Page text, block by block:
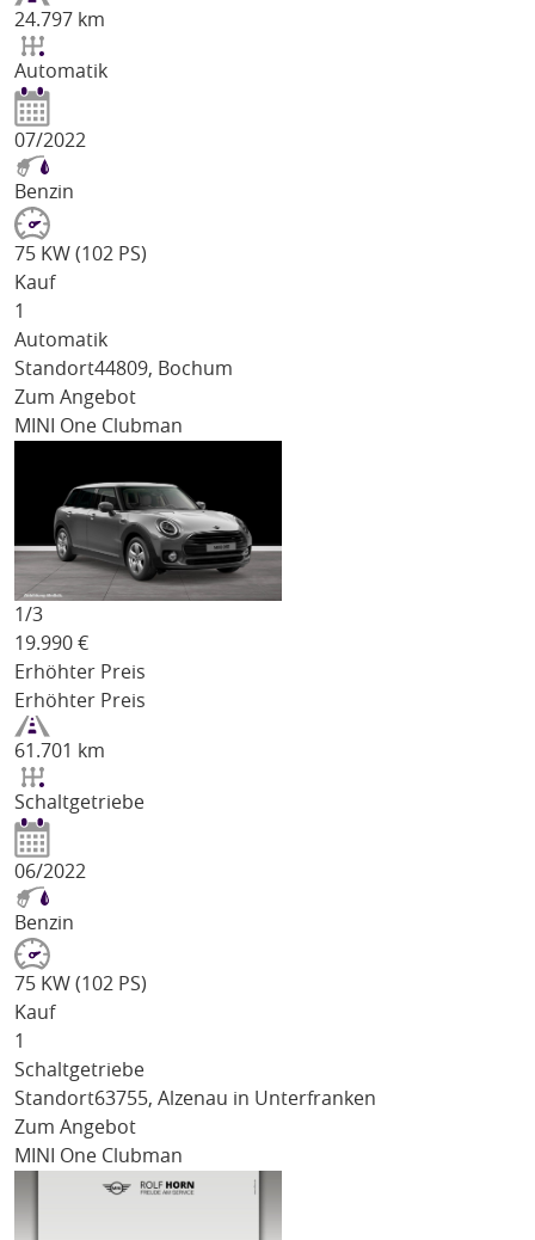
24.797 km
Automatik
07/2022
Benzin
75 KW (102 PS)
Kauf
1
Automatik
Standort44809, Bochum
Zum Angebot
MINI One Clubman
1/3
19.990 €
Erhöhter Preis
Erhöhter Preis
61.701 km
Schaltgetriebe
06/2022
Benzin
75 KW (102 PS)
Kauf
1
Schaltgetriebe
Standort63755, Alzenau in Unterfranken
Zum Angebot
MINI One Clubman